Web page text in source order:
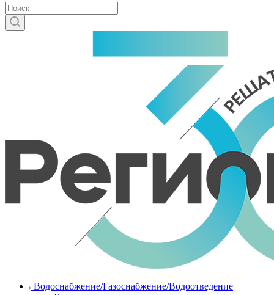
Водоснабжение/Газоснабжение/Водоотведение